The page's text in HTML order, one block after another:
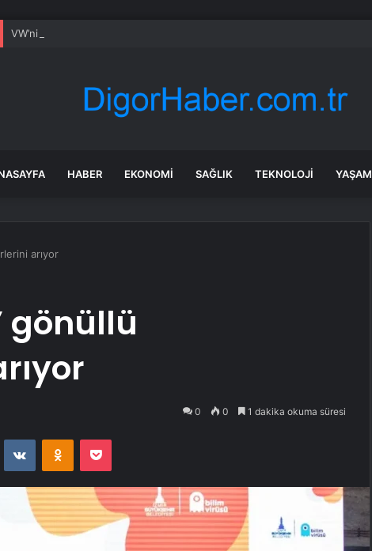
VW’nin elektrikli SUV’u ID. Cross siparişe açıldı
HABER EKONOMI SAĞLIK TEKNOLOJI YAŞAM
arıyor
gönüllü
0 0 1 dakika okuma süresi
VKontakteOdnoklassniki
Pocket